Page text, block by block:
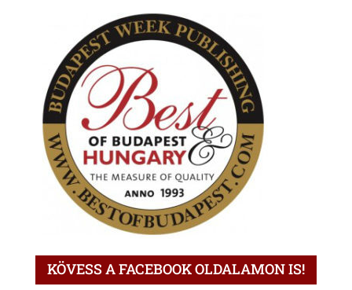
KÖVESS A FACEBOOK OLDALAMON IS!